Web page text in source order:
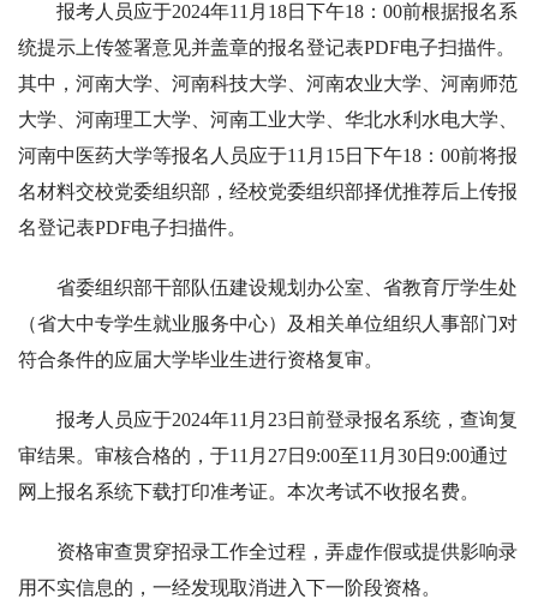
报考人员应于2024年11月18日下午18：00前根据报名系
统提示上传签署意见并盖章的报名登记表PDF电子扫描件。
其中，河南大学、河南科技大学、河南农业大学、河南师范
大学、河南理工大学、河南工业大学、华北水利水电大学、
河南中医药大学等报名人员应于11月15日下午18：00前将报
名材料交校党委组织部，经校党委组织部择优推荐后上传报
名登记表PDF电子扫描件。
省委组织部干部队伍建设规划办公室、省教育厅学生处
（省大中专学生就业服务中心）及相关单位组织人事部门对
符合条件的应届大学毕业生进行资格复审。
报考人员应于2024年11月23日前登录报名系统，查询复
审结果。审核合格的，于11月27日9:00至11月30日9:00通过
网上报名系统下载打印准考证。本次考试不收报名费。
资格审查贯穿招录工作全过程，弄虚作假或提供影响录
用不实信息的，一经发现取消进入下一阶段资格。